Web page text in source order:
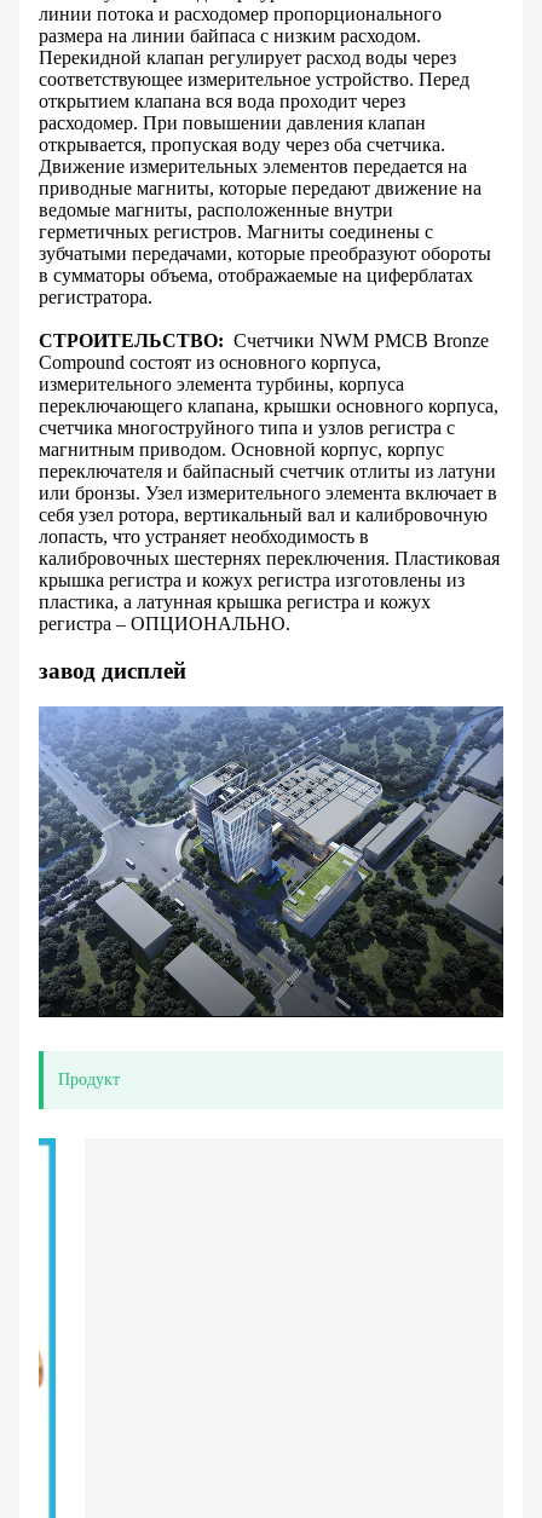
линии потока и расходомер пропорционального
размера на линии байпаса с низким расходом.
Перекидной клапан регулирует расход воды через
соответствующее измерительное устройство. Перед
открытием клапана вся вода проходит через
расходомер. При повышении давления клапан
открывается, пропуская воду через оба счетчика.
Движение измерительных элементов передается на
приводные магниты, которые передают движение на
ведомые магниты, расположенные внутри
герметичных регистров. Магниты соединены с
зубчатыми передачами, которые преобразуют обороты
в сумматоры объема, отображаемые на циферблатах
регистратора.
СТРОИТЕЛЬСТВО: Счетчики NWM PMCB Bronze
Compound состоят из основного корпуса,
измерительного элемента турбины, корпуса
переключающего клапана, крышки основного корпуса,
счетчика многоструйного типа и узлов регистра с
магнитным приводом. Основной корпус, корпус
переключателя и байпасный счетчик отлиты из латуни
или бронзы. Узел измерительного элемента включает в
себя узел ротора, вертикальный вал и калибровочную
лопасть, что устраняет необходимость в
калибровочных шестернях переключения. Пластиковая
крышка регистра и кожух регистра изготовлены из
пластика, а латунная крышка регистра и кожух
регистра – ОПЦИОНАЛЬНО.
завод дисплей
Продукт